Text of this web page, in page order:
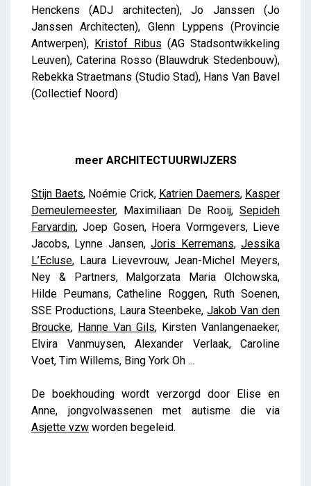
Henckens (ADJ architecten), Jo Janssen (Jo
Janssen Architecten), Glenn Lyppens (Provincie
Antwerpen), Kristof Ribus (AG Stadsontwikkeling
Leuven), Caterina Rosso (Blauwdruk Stedenbouw),
Rebekka Straetmans (Studio Stad), Hans Van Bavel
(Collectief Noord)
meer ARCHITECTUURWIJZERS
Stijn Baets, Noémie Crick, Katrien Daemers, Kasper
Demeulemeester, Maximiliaan De Rooij, Sepideh
Farvardin, Joep Gosen, Hoera Vormgevers, Lieve
Jacobs, Lynne Jansen,Joris Kerremans,Jessika
L’Ecluse, Laura Lievevrouw, Jean-Michel Meyers,
Ney & Partners, Malgorzata Maria Olchowska,
Hilde Peumans, Catheline Roggen, Ruth Soenen,
SSE Productions, Laura Steenbeke,Jakob Van den
Broucke, Hanne Van Gils, Kirsten Vanlangenaeker,
Elvira Vanmuysen, Alexander Verlaak, Caroline
Voet, Tim Willems, Bing York Oh …
De boekhouding wordt verzorgd door Elise en
Anne, jongvolwassenen met autisme die via
Asjette vzw worden begeleid.